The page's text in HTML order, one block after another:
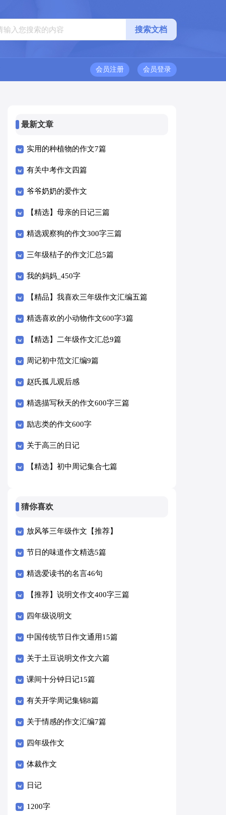
会员登录
会员注册
最新文章
实用的种植物的作文7篇
有关中考作文四篇
爷爷奶奶的爱作文
【精选】母亲的日记三篇
精选观察狗的作文300字三篇
三年级桔子的作文汇总5篇
我的妈妈_450字
【精品】我喜欢三年级作文汇编五篇
精选喜欢的小动物作文600字3篇
【精选】二年级作文汇总9篇
周记初中范文汇编9篇
赵氏孤儿观后感
精选描写秋天的作文600字三篇
励志类的作文600字
关于高三的日记
【精选】初中周记集合七篇
猜你喜欢
放风筝三年级作文【推荐】
节日的味道作文精选5篇
精选爱读书的名言46句
【推荐】说明文作文400字三篇
四年级说明文
中国传统节日作文通用15篇
关于土豆说明文作文六篇
课间十分钟日记15篇
有关开学周记集锦8篇
关于情感的作文汇编7篇
四年级作文
体裁作文
日记
1200字